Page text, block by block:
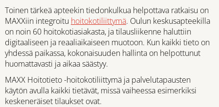
Toinen tärkeä apteekin tiedonkulkua helpottava ratkaisu on
MAXXiin integroitu hoitokotiliittymä. Oulun keskusapteekilla
on noin 60 hoitokotiasiakasta, ja tilausliikenne haluttiin
digitaaliseen ja reaaliaikaiseen muotoon. Kun kaikki tieto on
yhdessä paikassa, kokonaisuuden hallinta on helpottunut
huomattavasti ja aikaa säästyy.
MAXX Hoitotieto -hoitokotiliittymä ja palvelutapausten
käytön avulla kaikki tietävät, missä vaiheessa esimerkiksi
keskeneräiset tilaukset ovat.